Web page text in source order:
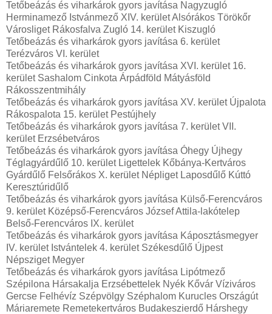
Tetőbeázás és viharkárok gyors javítása Nagyzugló
Herminamező Istvánmező XIV. kerület Alsórákos Törökőr
Városliget Rákosfalva Zugló 14. kerület Kiszugló
Tetőbeázás és viharkárok gyors javítása 6. kerület
Terézváros VI. kerület
Tetőbeázás és viharkárok gyors javítása XVI. kerület 16.
kerület Sashalom Cinkota Árpádföld Mátyásföld
Rákosszentmihály
Tetőbeázás és viharkárok gyors javítása XV. kerület Újpalota
Rákospalota 15. kerület Pestújhely
Tetőbeázás és viharkárok gyors javítása 7. kerület VII.
kerület Erzsébetváros
Tetőbeázás és viharkárok gyors javítása Óhegy Újhegy
Téglagyárdűlő 10. kerület Ligettelek Kőbánya-Kertváros
Gyárdűlő Felsőrákos X. kerület Népliget Laposdűlő Kúttó
Keresztúridűlő
Tetőbeázás és viharkárok gyors javítása Külső-Ferencváros
9. kerület Középső-Ferencváros József Attila-lakótelep
Belső-Ferencváros IX. kerület
Tetőbeázás és viharkárok gyors javítása Káposztásmegyer
IV. kerület Istvántelek 4. kerület Székesdűlő Újpest
Népsziget Megyer
Tetőbeázás és viharkárok gyors javítása Lipótmező
Szépilona Hársakalja Erzsébettelek Nyék Kővár Víziváros
Gercse Felhévíz Szépvölgy Széphalom Kurucles Országút
Máriaremete Remetekertváros Budakeszierdő Hárshegy